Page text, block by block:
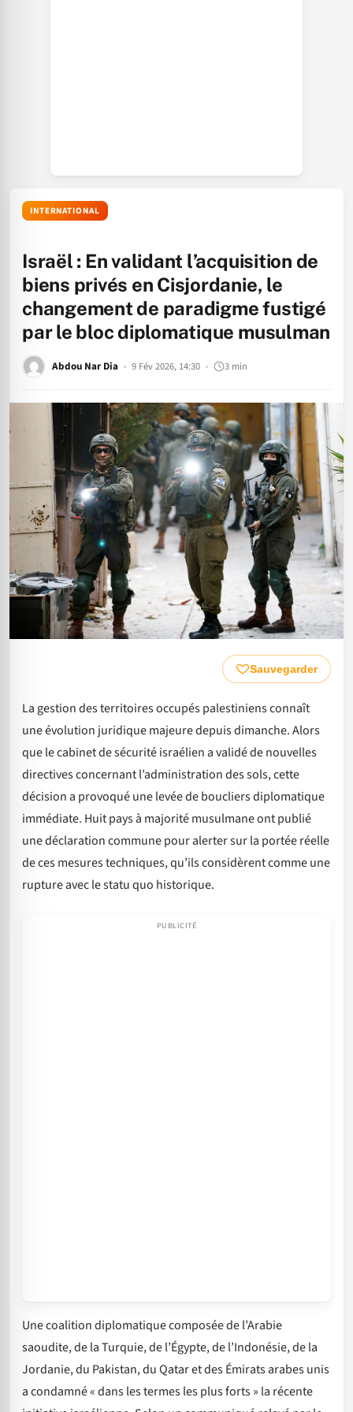
INTERNATIONAL
Israël : En validant l’acquisition de
biens privés en Cisjordanie, le
changement de paradigme fustigé
par le bloc diplomatique musulman
Abdou Nar Dia 9 Fév 2026, 14:30 3 min
Sauvegarder
La gestion des territoires occupés palestiniens connaît
une évolution juridique majeure depuis dimanche. Alors
que le cabinet de sécurité israélien a validé de nouvelles
directives concernant l’administration des sols, cette
décision a provoqué une levée de boucliers diplomatique
immédiate. Huit pays à majorité musulmane ont publié
une déclaration commune pour alerter sur la portée réelle
de ces mesures techniques, qu’ils considèrent comme une
rupture avec le statu quo historique.
Une coalition diplomatique composée de l’Arabie
saoudite, de la Turquie, de l’Égypte, de l’Indonésie, de la
Jordanie, du Pakistan, du Qatar et des Émirats arabes unis
a condamné « dans les termes les plus forts » la récente